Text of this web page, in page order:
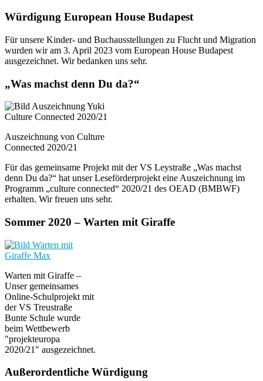
Würdigung European House Budapest
Für unsere Kinder- und Buchausstellungen zu Flucht und Migration
wurden wir am 3. April 2023 vom European House Budapest
ausgezeichnet. Wir bedanken uns sehr.
„Was machst denn Du da?“
Auszeichnung von Culture
Connected 2020/21
Für das gemeinsame Projekt mit der VS Leystraße „Was machst
denn Du da?“ hat unser Leseförderprojekt eine Auszeichnung im
Programm „culture connected“ 2020/21 des OEAD (BMBWF)
erhalten. Wir freuen uns sehr.
Sommer 2020 – Warten mit Giraffe
Warten mit Giraffe –
Unser gemeinsames
Online-Schulprojekt mit
der VS Treustraße
Bunte Schule wurde
beim Wettbewerb
"projekteuropa
2020/21" ausgezeichnet.
Außerordentliche Würdigung